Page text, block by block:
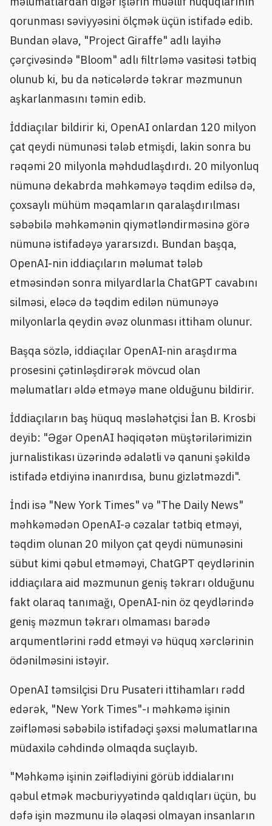
qorunması səviyyəsini ölçmək üçün istifadə edib.
Bundan əlavə, "Project Giraffe" adlı layihə
çərçivəsində "Bloom" adlı filtrləmə vasitəsi tətbiq
olunub ki, bu da nəticələrdə təkrar məzmunun
aşkarlanmasını təmin edib.
İddiaçılar bildirir ki, OpenAI onlardan 120 milyon
çat qeydi nümunəsi tələb etmişdi, lakin sonra bu
rəqəmi 20 milyonla məhdudlaşdırdı. 20 milyonluq
nümunə dekabrda məhkəməyə təqdim edilsə də,
çoxsaylı mühüm məqamların qaralaşdırılması
səbəbilə məhkəmənin qiymətləndirməsinə görə
nümunə istifadəyə yararsızdı. Bundan başqa,
OpenAI-nin iddiaçıların məlumat tələb
etməsindən sonra milyardlarla ChatGPT cavabını
silməsi, eləcə də təqdim edilən nümunəyə
milyonlarla qeydin əvəz olunması ittiham olunur.
Başqa sözlə, iddiaçılar OpenAI-nin araşdırma
prosesini çətinləşdirərək mövcud olan
məlumatları əldə etməyə mane olduğunu bildirir.
İddiaçıların baş hüquq məsləhətçisi İan B. Krosbi
deyib: "Əgər OpenAI həqiqətən müştərilərimizin
jurnalistikası üzərində ədalətli və qanuni şəkildə
istifadə etdiyinə inanırdısa, bunu gizlətməzdi".
İndi isə "New York Times" və "The Daily News"
məhkəmədən OpenAI-ə cəzalar tətbiq etməyi,
təqdim olunan 20 milyon çat qeydi nümunəsini
sübut kimi qəbul etməməyi, ChatGPT qeydlərinin
iddiaçılara aid məzmunun geniş təkrarı olduğunu
fakt olaraq tanımağı, OpenAI-nin öz qeydlərində
geniş məzmun təkrarı olmaması barədə
arqumentlərini rədd etməyi və hüquq xərclərinin
ödənilməsini istəyir.
OpenAI təmsilçisi Dru Pusateri ittihamları rədd
edərək, "New York Times"-ı məhkəmə işinin
zəifləməsi səbəbilə istifadəçi şəxsi məlumatlarına
müdaxilə cəhdində olmaqda suçlayıb.
"Məhkəmə işinin zəiflədiyini görüb iddialarını
qəbul etmək məcburiyyətində qaldıqları üçün, bu
dəfə işin məzmunu ilə əlaqəsi olmayan insanların